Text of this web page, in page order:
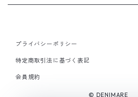
プライバシーポリシー
特定商取引法に基づく表記
会員規約
© DENIMARE